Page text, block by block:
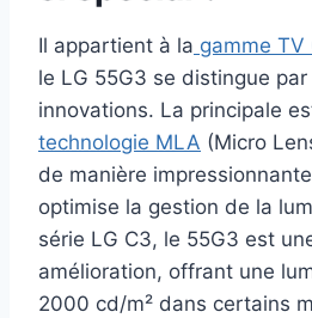
Il appartient à la gamme TV
le LG 55G3 se distingue
innovations. La principale
technologie MLA (Micro
de manière
optimise la gestion de la
série LG C3, le 55G3 est
amélioration, offrant une
2000 cd/m² dans certains